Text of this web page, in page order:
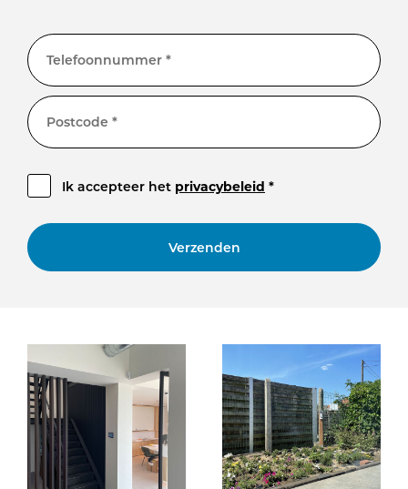
Telefoonnummer *
Postcode *
Ik accepteer het privacybeleid *
Verzenden